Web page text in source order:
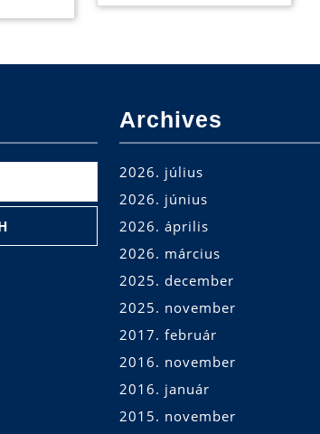
Archives
2026. július
2026. június
2026. április
2026. március
2025. december
2025. november
2017. február
2016. november
2016. január
2015. november